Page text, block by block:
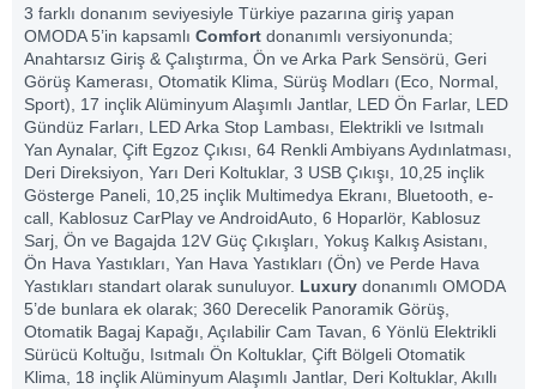
3 farklı donanım seviyesiyle Türkiye pazarına giriş yapan
OMODA 5’in kapsamlı Comfort donanımlı versiyonunda;
Anahtarsız Giriş & Çalıştırma, Ön ve Arka Park Sensörü, Geri
Görüş Kamerası, Otomatik Klima, Sürüş Modları (Eco, Normal,
Sport), 17 inçlik Alüminyum Alaşımlı Jantlar, LED Ön Farlar, LED
Gündüz Farları, LED Arka Stop Lambası, Elektrikli ve Isıtmalı
Yan Aynalar, Çift Egzoz Çıkısı, 64 Renkli Ambiyans Aydınlatması,
Deri Direksiyon, Yarı Deri Koltuklar, 3 USB Çıkışı, 10,25 inçlik
Gösterge Paneli, 10,25 inçlik Multimedya Ekranı, Bluetooth, e-
call, Kablosuz CarPlay ve AndroidAuto, 6 Hoparlör, Kablosuz
Sarj, Ön ve Bagajda 12V Güç Çıkışları, Yokuş Kalkış Asistanı,
Ön Hava Yastıkları, Yan Hava Yastıkları (Ön) ve Perde Hava
Yastıkları standart olarak sunuluyor. Luxury donanımlı OMODA
5’de bunlara ek olarak; 360 Derecelik Panoramik Görüş,
Otomatik Bagaj Kapağı, Açılabilir Cam Tavan, 6 Yönlü Elektrikli
Sürücü Koltuğu, Isıtmalı Ön Koltuklar, Çift Bölgeli Otomatik
Klima, 18 inçlik Alüminyum Alaşımlı Jantlar, Deri Koltuklar, Akıllı